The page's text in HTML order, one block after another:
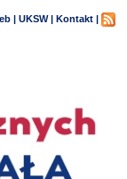
| UKSW | Kontakt |